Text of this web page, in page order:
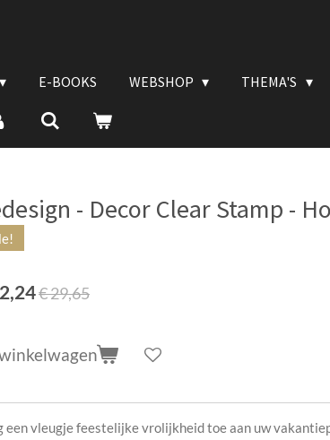
E-BOOKS WEBSHOP THEMA'S
- Decor Clear Stamp -
€ 29,65
een vleugje feestelijke vrolijkheid toe aan uw